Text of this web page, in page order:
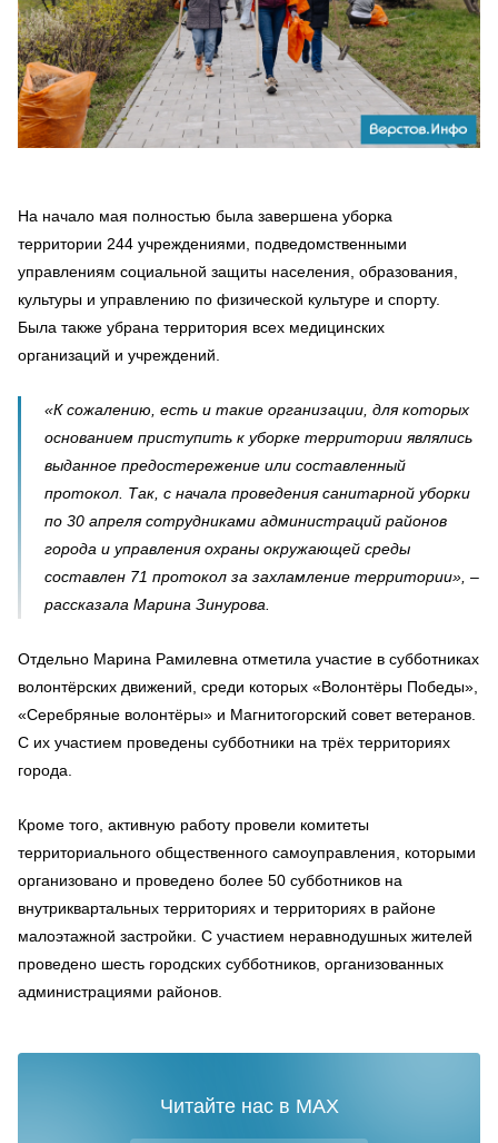
На начало мая полностью была завершена уборка
территории 244 учреждениями, подведомственными
управлениям социальной защиты населения, образования,
культуры и управлению по физической культуре и спорту.
Была также убрана территория всех медицинских
организаций и учреждений.
«К сожалению, есть и такие организации, для которых
основанием приступить к уборке территории являлись
выданное предостережение или составленный
протокол. Так, c начала проведения санитарной уборки
по 30 апреля сотрудниками администраций районов
города и управления охраны окружающей среды
составлен 71 протокол за захламление территории», –
рассказала Марина Зинурова.
Отдельно Марина Рамилевна отметила участие в субботниках
волонтёрских движений, среди которых «Волонтёры Победы»,
«Серебряные волонтёры» и Магнитогорский совет ветеранов.
С их участием проведены субботники на трёх территориях
города.
Кроме того, активную работу провели комитеты
территориального общественного самоуправления, которыми
организовано и проведено более 50 субботников на
внутриквартальных территориях и территориях в районе
малоэтажной застройки. С участием неравнодушных жителей
проведено шесть городских субботников, организованных
администрациями районов.
Читайте нас в MAX